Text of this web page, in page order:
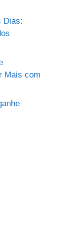
Dias:
Mais com